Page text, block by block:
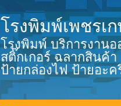
โรงพิมพ์เพชรเ
โรงพิมพ์ บริการงาน
สติ๊กเกอร์ ฉลากสินค้
ป้ายกล่องไฟ ป้ายอะ